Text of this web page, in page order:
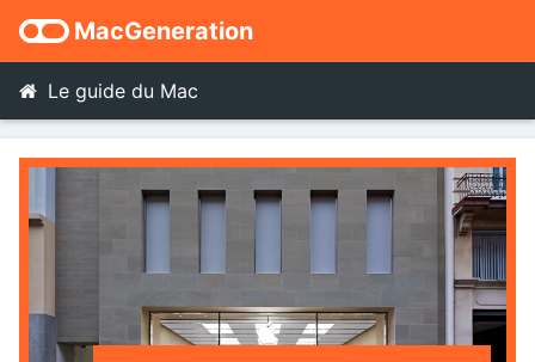
MacGeneration
Le guide du Mac